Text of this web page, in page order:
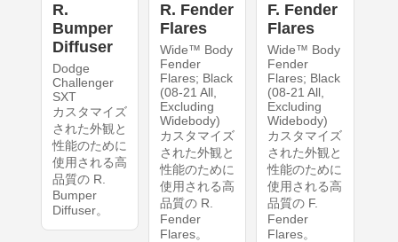
R.
Bumper
Diffuser
Dodge
Challenger
SXT
カスタマイズ
された外観と
性能のために
使用される高
品質の R.
Bumper
Diffuser。
R. Fender
Flares
Wide™ Body
Fender
Flares; Black
(08-21 All,
Excluding
Widebody)
カスタマイズ
された外観と
性能のために
使用される高
品質の R.
Fender
Flares。
F. Fender
Flares
Wide™ Body
Fender
Flares; Black
(08-21 All,
Excluding
Widebody)
カスタマイズ
された外観と
性能のために
使用される高
品質の F.
Fender
Flares。